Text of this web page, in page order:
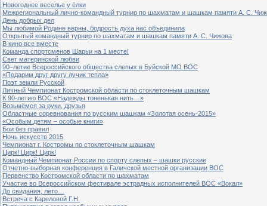
Новогоднее веселье у ёлки
Межрегиональный лично-командный турнир по шахматам и шашкам памяти А. С.
День добрых дел
Мы любимой Родине верны, бодрость духа нас объединила
Открытый командный турнир по шахматам и шашкам памяти А. С. Чижова
В кино все вместе
Команда спортсменов Шарьи на 1 месте!
Свет материнской любви
90–летие Всероссийского общества слепых в Буйской МО ВОС
«Подарим друг другу лучик тепла»
Поэт земли Русской
Личный Чемпионат Костромской области по стоклеточным шашкам
К 90-летию ВОС «Надежды тоненькая нить…»
Возьмёмся за руки, друзья
Областные соревнования по русским шашкам «Золотая осень-2015»
«Особым детям – особые книги»
Бои без правил
Ночь искусств 2015
Чемпионат г. Костромы по стоклеточным шашкам
Цирк! Цирк! Цирк!
Командный Чемпионат России по спорту слепых – шашки русские
Отчетно-выборная конференция в Галичской местной организации ВОС
Первенство Костромской области по шахматам
Участие во Всероссийском фестивале эстрадных исполнителей ВОС «Вокал»
До свидания, лето…
Встреча с Кареловой Г.Н.